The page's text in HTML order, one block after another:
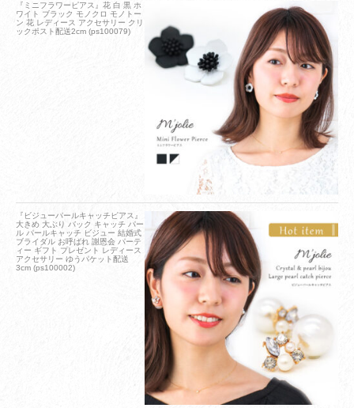
『ミニフラワーピアス』花 白 黒 ホ
ワイト ブラック モノクロ モノトー
ン 花 レディース アクセサリー クリ
ックポスト配送2cm (ps100079)
『ビジューパールキャッチピアス』
大きめ 大ぶり バック キャッチ パー
ル パールキャッチ ビジュー 結婚式
ブライダル お呼ばれ 謝恩会 パーテ
ィー ギフト プレゼント レディース
アクセサリー ゆうパケット配送
3cm (ps100002)